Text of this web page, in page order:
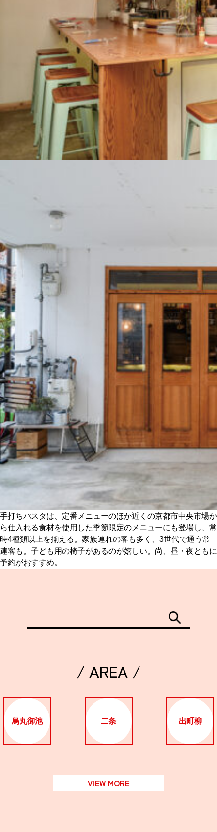
誠光社で選びました。
おすすめの本
紹介します。
おすすめのイベント
手打ちパスタは、定番メニューのほか近くの京都市中央市場か
ら仕入れる食材を使用した季節限定のメニューにも登場し、常
時4種類以上を揃える。家族連れの客も多く、3世代で通う常
連客も。子ども用の椅子があるのが嬉しい。尚、昼・夜ともに
予約がおすすめ。
/ AREA /
烏丸御池 二条 出町柳
VIEW MORE